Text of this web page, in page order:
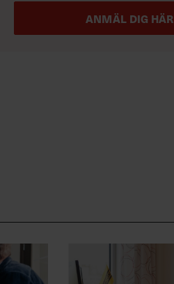
ANMÄL DIG HÄR